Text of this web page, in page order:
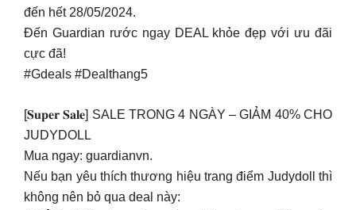
đến hết 28/05/2024. ​
Đến Guardian rước ngay DEAL khỏe đẹp với ưu đãi
cực đã!
#Gdeals #Dealthang5
[𝐒𝐮𝐩𝐞𝐫 𝐒𝐚𝐥𝐞] SALE TRONG 4 NGÀY – GIẢM 40% CHO
JUDYDOLL
Mua ngay: guardianvn.
Nếu bạn yêu thích thương hiệu trang điểm Judydoll thì
không nên bỏ qua deal này: